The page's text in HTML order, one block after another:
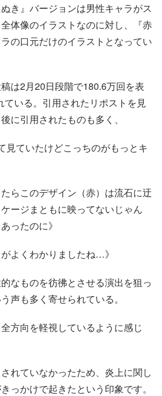
き』バージョンは男性キャラがス
体像のイラストなのに対し、『赤
の口元だけのイラストとなってい
は2月20日段階で180.6万回を表
いる。引用されたリポストを見
に引用されたものも多く、
見ていたけどこっちのがもっとキ
らこのデザイン（赤）は流石に迂
ージまともに映ってないじゃん
ったのに》
よくわかりましたね…》
なものを彷彿とさせる演出を狙っ
も多く寄せられている。
方向を軽視しているように感じ
れていなかったため、炎上に関し
っかけで起きたという印象です。